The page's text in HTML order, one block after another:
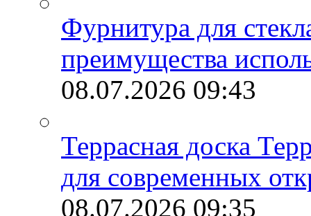
Фурнитура для
преимущества
08.07.2026 09:43
Террасная доска
для современных
08.07.2026 09:35